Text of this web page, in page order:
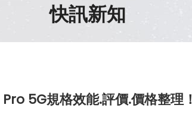
快訊新知
5G規格效能.評價.價格整理！